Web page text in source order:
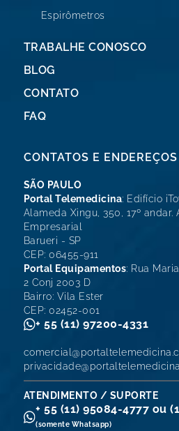
Espirômetros
TRABALHE CONOSCO
BLOG
CONTATO
FAQ
CONTATOS E ENDEREÇOS
SÃO PAULO
Portal Telemedicina: Edifício
Alameda Xingu, 350, 17º
Empresarial
Barueri - SP
CEP: 06455-911
Portal Equipamentos: Rua
2 Conj 2003 D
Bairro: Vila Ester
CEP: 02452-001
+ 55 (11) 97200-4331
ATENDIMENTO / SUPORTE
+ 55 (11) 95084-4777 ou
(somente Whatsapp)